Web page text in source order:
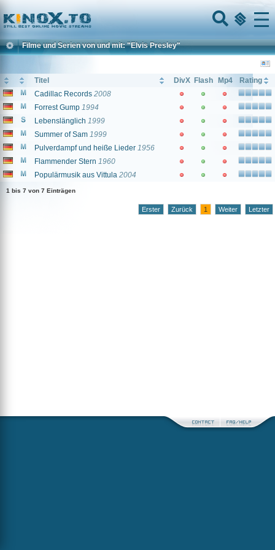
Home
Menu
Filme und Serien von und mit: "Elvis Presley"
Titel DivX Flash Mp4
Rating
Cadillac Records 2008
Forrest Gump 1994
Lebenslänglich 1999
Summer of Sam 1999
Pulverdampf und heiße Lieder 1956
Flammender Stern 1960
Populärmusik aus Vittula 2004
1 bis 7 von 7 Einträgen
Erster Zurück 1 Weiter Letzter